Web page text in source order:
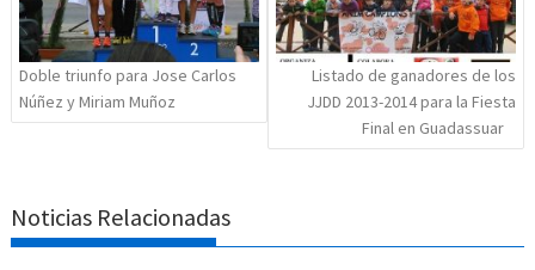
Doble triunfo para Jose Carlos
Núñez y Miriam Muñoz
Listado de ganadores de los
JJDD 2013-2014 para la Fiesta
Final en Guadassuar
Noticias Relacionadas